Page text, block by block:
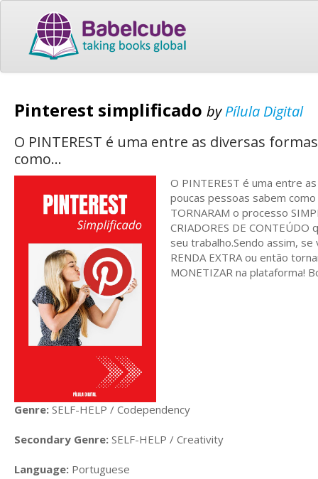
Pinterest simplificado byPílula Digital
O PINTEREST é uma entre as diversas
como...
O PINTEREST é uma entre
poucas pessoas sabem
TORNARAM o processo
CRIADORES DE
seu trabalho.Sendo assim,
RENDA EXTRA ou então
MONETIZAR na plataforma!
Genre: SELF-HELP / Codependency
Secondary Genre: SELF-HELP / Creativity
Language: Portuguese